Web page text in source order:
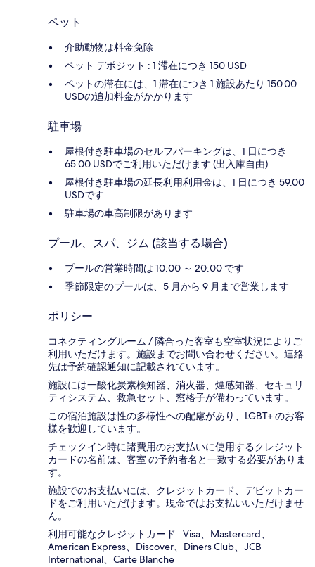
ペット
介助動物は料金免除
ペット デポジット : 1 滞在につき 150 USD
ペットの滞在には、1 滞在につき 1 施設あたり 150.00
USDの追加料金がかかります
駐車場
屋根付き駐車場のセルフパーキングは、1 日につき
65.00 USDでご利用いただけます (出入庫自由)
屋根付き駐車場の延長利用利用金は、1 日につき 59.00
USDです
駐車場の車高制限があります
プール、スパ、ジム (該当する場合)
プールの営業時間は 10:00 ～ 20:00 です
季節限定のプールは、5 月から 9 月まで営業します
ポリシー
コネクティングルーム / 隣合った客室も空室状況によりご
利用いただけます。施設までお問い合わせください。連絡
先は予約確認通知に記載されています。
施設には一酸化炭素検知器、消火器、煙感知器、セキュリ
ティシステム、救急セット、窓格子が備わっています。
この宿泊施設は性の多様性への配慮があり、LGBT+ のお客
様を歓迎しています。
チェックイン時に諸費用のお支払いに使用するクレジット
カードの名前は、客室 の予約者名と一致する必要がありま
す。
施設でのお支払いには、クレジットカード、デビットカー
ドをご利用いただけます。現金ではお支払いいただけませ
ん。
利用可能なクレジットカード : Visa、Mastercard、
American Express、Discover、Diners Club、JCB
International、Carte Blanche